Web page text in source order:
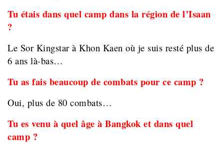
Tu étais dans quel camp dans la région de l’Isaan
?
Le Sor Kingstar à Khon Kaen où je suis resté plus de
6 ans là-bas…
Tu as fais beaucoup de combats pour ce camp ?
Oui, plus de 80 combats…
Tu es venu à quel âge à Bangkok et dans quel
camp ?